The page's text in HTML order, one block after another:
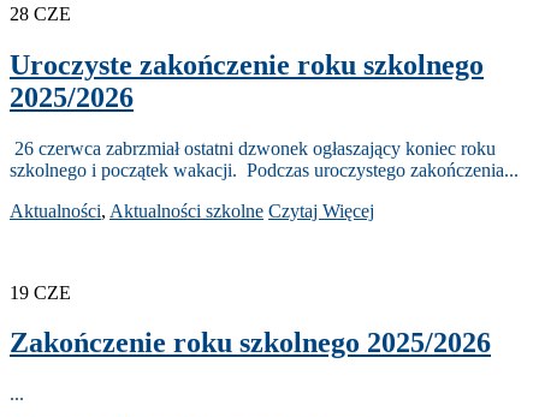
28 CZE
Uroczyste zakończenie roku szkolnego
2025/2026
26 czerwca zabrzmiał ostatni dzwonek ogłaszający koniec roku
szkolnego i początek wakacji. Podczas uroczystego zakończenia...
Aktualności, Aktualności szkolne Czytaj Więcej
19 CZE
Zakończenie roku szkolnego 2025/2026
...